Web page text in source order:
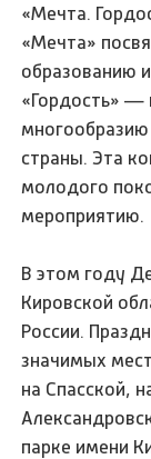
«Мечта.
«Мечта»
образованию
«Гордость» —
многообразию
страны. Эта
молодого
мероприятию.
В этом году
Кировской
России.
значимых
на Спасской,
парке имени